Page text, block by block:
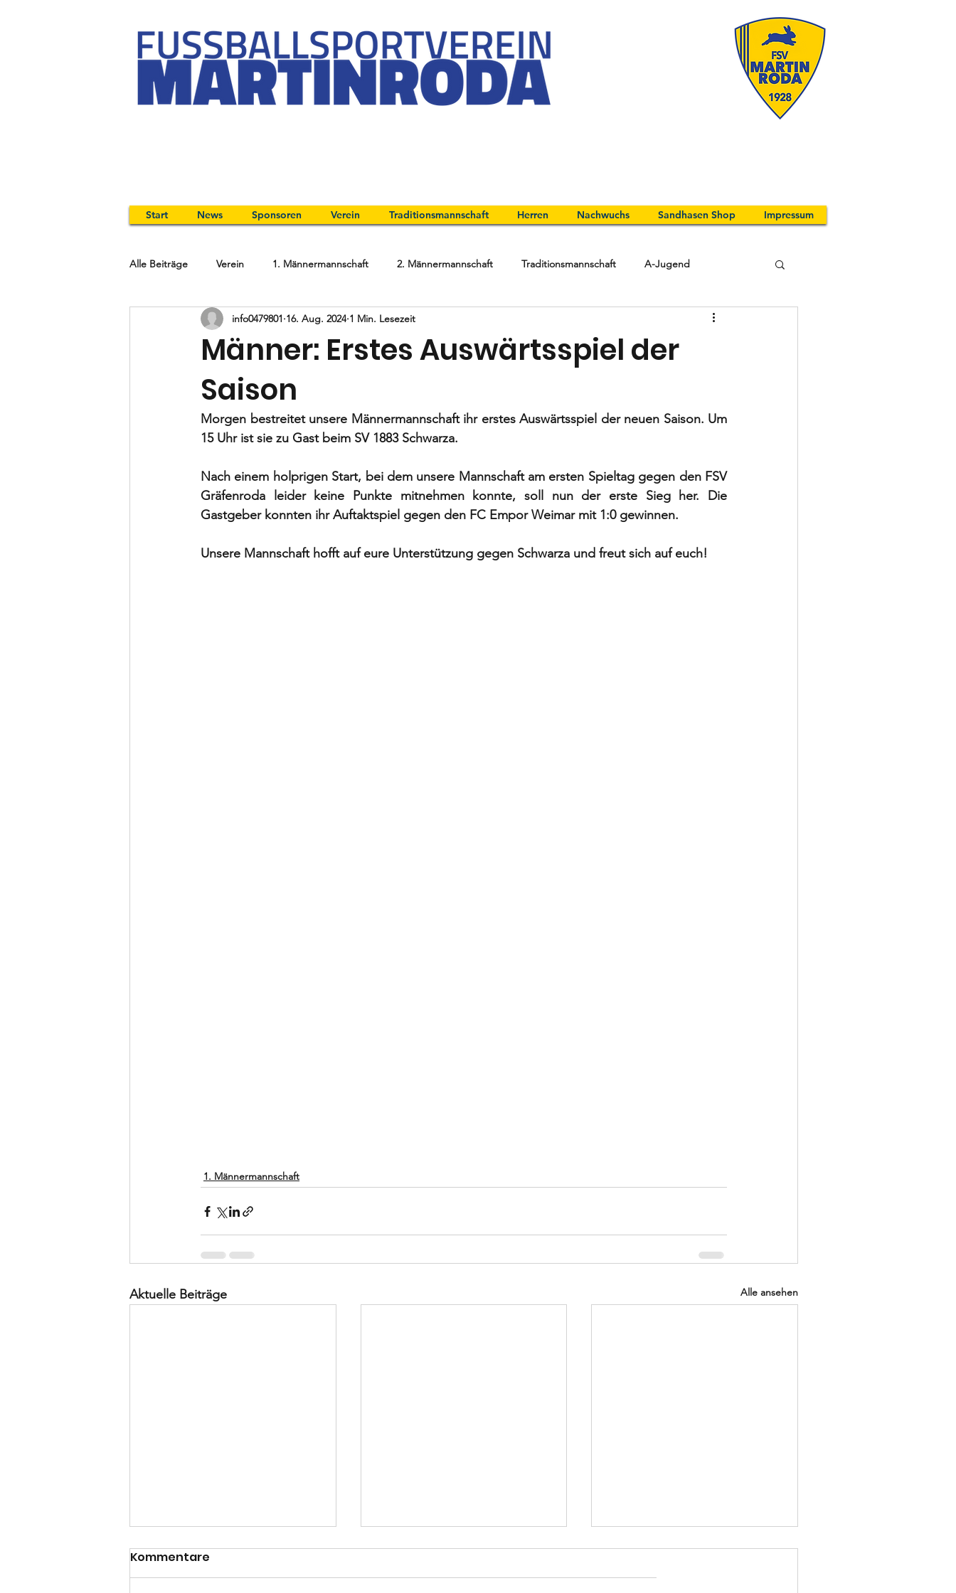
Start News Sponsoren Verein Traditionsmannschaft Herren Nachwuchs Sandhasen Shop Impressum
Alle Beiträge Verein 1. Männermannschaft 2. Männermannschaft Traditionsmannschaft A-Jugend
B-Jugend C-Jugend D-Jugend E-Jugend
Männer: Erstes Auswärtsspiel der
Saison
info0479801 16. Aug. 2024 1 Min. Lesezeit
Morgen bestreitet unsere Männermannschaft ihr erstes Auswärtsspiel der neuen Saison. Um
15 Uhr ist sie zu Gast beim SV 1883 Schwarza.
Nach einem holprigen Start, bei dem unsere Mannschaft am ersten Spieltag gegen den FSV
Gräfenroda leider keine Punkte mitnehmen konnte, soll nun der erste Sieg her. Die
Gastgeber konnten ihr Auftaktspiel gegen den FC Empor Weimar mit 1:0 gewinnen.
Unsere Mannschaft hofft auf eure Unterstützung gegen Schwarza und freut sich auf euch!
1. Männermannschaft
Aktuelle Beiträge Alle ansehen
Kommentare